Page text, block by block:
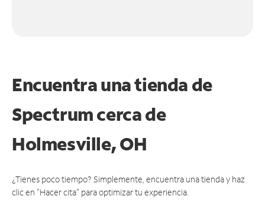
Encuentra una tienda de
Spectrumcerca de
Holmesville, OH
¿Tienes poco tiempo? Simplemente, encuentra una tienda y haz
clic en "Hacer cita" para optimizar tu experiencia.